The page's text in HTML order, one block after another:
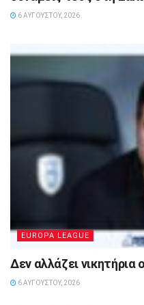
6 ΑΥΓΟΎΣΤΟΥ, 2026
EUROPA LEAGUE
Δεν αλλάζει νικητήρια
6 ΑΥΓΟΎΣΤΟΥ, 2026